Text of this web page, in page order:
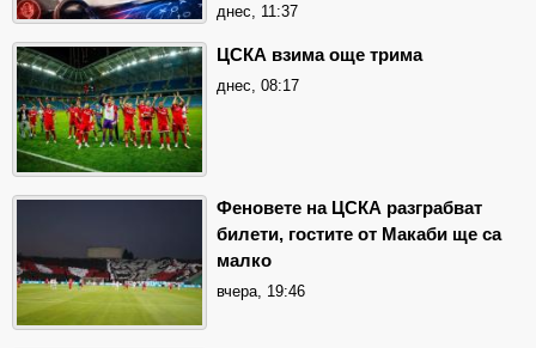
днес, 11:37
ЦСКА взима още трима
днес, 08:17
Феновете на ЦСКА разграбват
билети, гостите от Макаби ще са
малко
вчера, 19:46